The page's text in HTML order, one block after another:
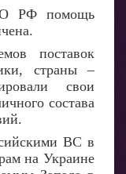
РФ помощь
поставок
страны –
свои
состава
ВС в
на Украине